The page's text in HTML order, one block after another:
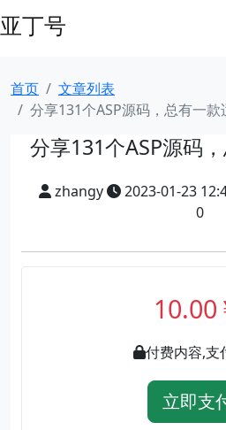
亚丁号
首页
文章列表
分享131个ASP源码，总有一款
分享131个ASP源码
zhangy 2023-01-23
0
10.00
付费内容,支
立即支